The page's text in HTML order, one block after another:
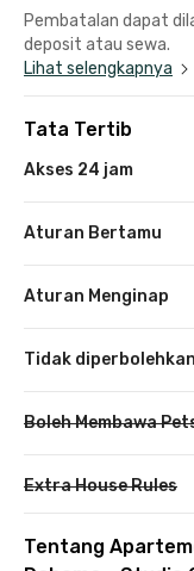
Pembatalan dapat
deposit atau sewa.
Lihat selengkapnya
Tata Tertib
Akses 24 jam
Aturan Bertamu
Aturan Menginap
Tidak
Boleh Membawa
Extra House Rules
Tentang